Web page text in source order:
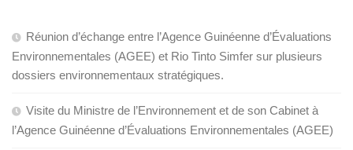
Réunion d’échange entre l’Agence Guinéenne d’Évaluations
Environnementales (AGEE) et Rio Tinto Simfer sur plusieurs
dossiers environnementaux stratégiques.
Visite du Ministre de l’Environnement et de son Cabinet à
l’Agence Guinéenne d’Évaluations Environnementales (AGEE)